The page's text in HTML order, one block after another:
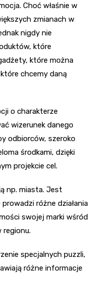
Choć właśnie w
zmianach w
nigdy nie
które
które można
chcemy daną
o charakterze
wizerunek danego
odbiorców, szeroko
środkami, dzięki
projekcie cel.
np. miasta. Jest
różne działania
swojej marki wśród
regionu.
specjalnych puzzli,
różne informacje